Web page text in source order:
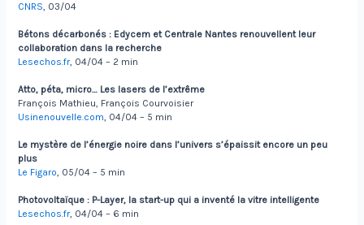
CNRS, 03/04
Bétons décarbonés : Edycem et Centrale Nantes renouvellent leur
collaboration dans la recherche
Lesechos.fr, 04/04 – 2 min
Atto, péta, micro… Les lasers de l’extrême
François Mathieu, François Courvoisier
Usinenouvelle.com, 04/04 – 5 min
Le mystère de l’énergie noire dans l’univers s’épaissit encore un peu
plus
Le Figaro, 05/04 – 5 min
Photovoltaïque : P-Layer, la start-up qui a inventé la vitre intelligente
Lesechos.fr, 04/04 – 6 min